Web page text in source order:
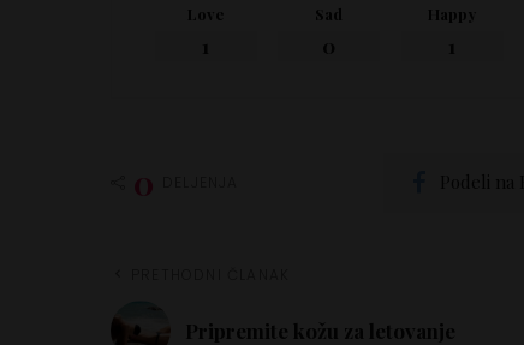
Love Sad Happy
0
Pripremite kožu za letovanje